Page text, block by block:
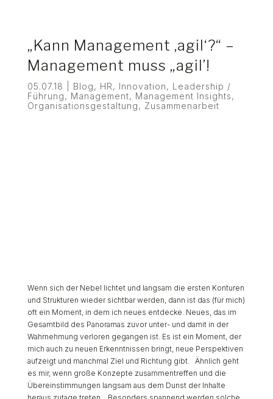
„Kann Management ‚agil‘?“ –
Management muss „agil’!
05.07.18 Blog, HR, Innovation, Leadership /
Führung, Management, Management Insights,
Organisationsgestaltung, Zusammenarbeit
Wenn sich der Nebel lichtet und langsam die ersten Konturen
und Strukturen wieder sichtbar werden, dann ist das (für mich)
oft ein Moment, in dem ich neues entdecke. Neues, das im
Gesamtbild des Panoramas zuvor unter- und damit in der
Wahrnehmung verloren gegangen ist. Es ist ein Moment, der
mich auch zu neuen Erkenntnissen bringt, neue Perspektiven
aufzeigt und manchmal Ziel und Richtung gibt. Ähnlich geht
es mir, wenn große Konzepte zusammentreffen und die
Übereinstimmungen langsam aus dem Dunst der Inhalte